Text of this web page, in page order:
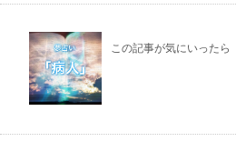
この記事が気にいったら